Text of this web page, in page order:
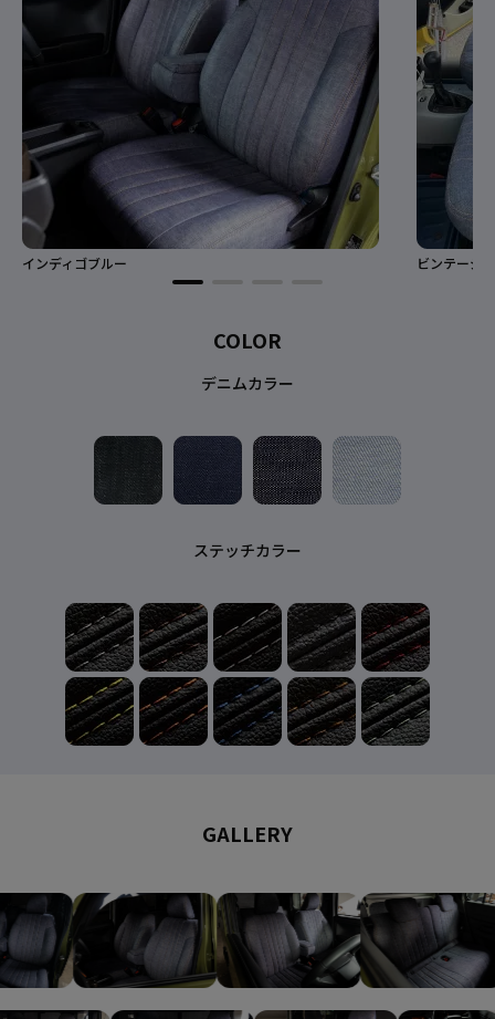
インディゴブルー ビンテージ
COLOR
デニムカラー
ステッチカラー
GALLERY